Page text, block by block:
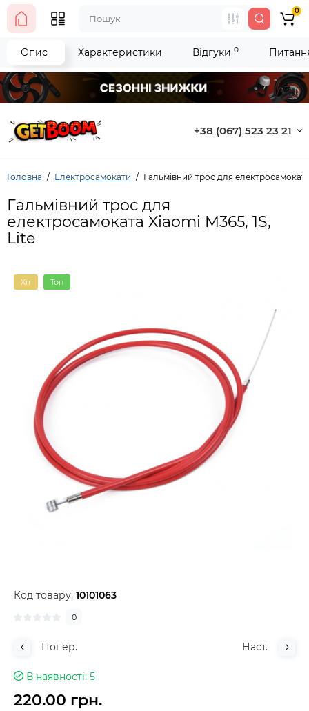
+38 (067) 523 23 21
0
Головна Електросамокати Гальмівний трос для
Гальмівний трос для
електросамоката Xiaomi M365, 1S,
Lite
Хіт Топ
Код товару: 10101063
0
Попер. Наст.
В наявності 5
220.00 грн.
Опис Характеристики Відгуки 0